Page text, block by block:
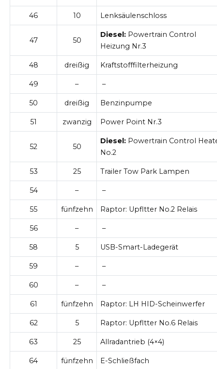
46 10 Lenksäulenschloss
47 50
Diesel: Powertrain Control
Heizung Nr.3
48 dreißig Kraftstofffilterheizung
49 – –
50 dreißig Benzinpumpe
51 zwanzig Power Point Nr.3
52 50
Diesel: Powertrain Control
No.2
53 25 Trailer Tow Park Lampen
54 – –
55 fünfzehn Raptor: Upfltter No.2 Relais
56 – –
58 5 USB-Smart-Ladegerät
59 – –
60 – –
61 fünfzehn Raptor: LH HID-Scheinwerfer
62 5 Raptor: Upfltter No.6 Relais
63 25 Allradantrieb (4×4)
64 fünfzehn E-Schließfach